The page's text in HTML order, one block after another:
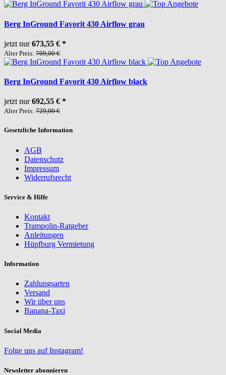
Berg InGround Favorit 430 Airflow grau
jetzt nur673,55 € *
Alter Preis: 709,00 €
Berg InGround Favorit 430 Airflow black
jetzt nur692,55 € *
Alter Preis: 729,00 €
Gesetzliche Information
AGB
Datenschutz
Impressum
Widerrufsrecht
Service & Hilfe
Kontakt
Trampolin-Ratgeber
Anleitungen
Hüpfburg Vermietung
Information
Zahlungsarten
Versand
Wir über uns
Banana-Taxi
Social Media
Folge uns auf Instagram!
Newsletter abonnieren